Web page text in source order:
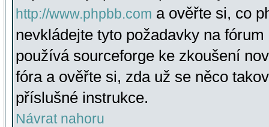
http://www.phpbb.com a ověřte si, co
nevkládejte tyto požadavky na
používá sourceforge ke zkoušení
fóra a ověřte si, zda už se něco
příslušné instrukce.
Návrat nahoru